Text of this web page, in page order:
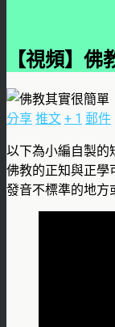
【視頻】佛
分享 推文 + 1 郵件
以下為小編自製的
佛教的正知與正學
發音不標準的地方